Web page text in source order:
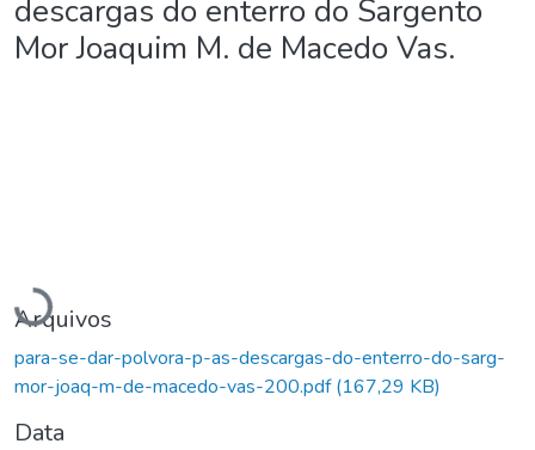
descargas do enterro do Sargento
Mor Joaquim M. de Macedo Vas.
Carregando...
Arquivos
para-se-dar-polvora-p-as-descargas-do-enterro-do-sarg-
mor-joaq-m-de-macedo-vas-200.pdf(167,29 KB)
Data